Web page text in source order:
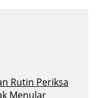
Rutin Periksa
Menular